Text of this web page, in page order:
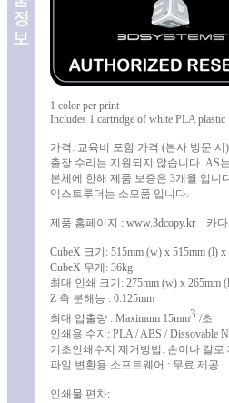
1 color per print
Includes 1 cartridge of white PLA plastic
가격: 교육비 포함 가격 (본사 방문 시)
출장 수리는 지원되지 않습니다. AS
본체에 한해 제품 보증은 3개월 입니
익스트루더는 소모품 입니다.
제품 홈페이지 : www.3dcopy.kr 카다
CubeX 크기: 515mm (w) x 515mm (l) x
CubeX 무게: 36kg
최대 인쇄 크기: 275mm (w) x 265mm
Z 측 분해능 : 0.125mm
최대 압출량 : Maximum 15mm3 /초
인쇄용 수지: PLA / ABS / Dissovable
기초인쇄수지 제거방법: 손이나 칼
파일 변환용 소프트웨어 : 무료 제공
인쇄물 편차: